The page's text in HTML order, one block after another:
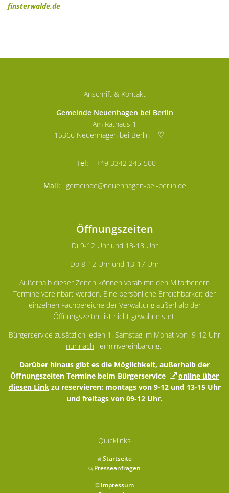
finsterwalde.de
Anschrift & Kontakt
Gemeinde Neuenhagen bei Berlin
Am Rathaus 1
15366 Neuenhagen bei Berlin
+49 3342 245-500
gemeinde@neuenhagen-bei-berlin.de
Öffnungszeiten
Di 9-12 Uhr und 13-18 Uhr
Do 8-12 Uhr und 13-17 Uhr
Außerhalb dieser Zeiten können vorab mit den Mitarbeitern
Termine vereinbart werden. Eine persönliche Erreichbarkeit der
einzelnen Fachbereiche der Verwaltung außerhalb der
Öffnungszeiten ist nicht gewährleistet.
Bürgerservice zusätzlich jeden 1. Samstag im Monat von 9-12 Uhr
nur nach Terminvereinbarung.
Darüber hinaus gibt es die Möglichkeit, außerhalb der
Öffnungszeiten Termine beim Bürgerservice
online über
diesen Linkzu reservieren: montags von 9-12 und 13-15 Uhr
und freitags von 09-12 Uhr.
Quicklinks
Startseite
Presseanfragen
Impressum